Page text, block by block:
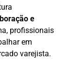
e
profissionais
em
varejista.